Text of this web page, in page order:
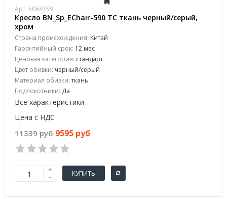
Арт. 5064759
Кресло BN_Sp_EСhair-590 TC ткань черный/серый,
хром
Страна происхождения: Китай
Гарантийный срок: 12 мес
Ценовая категория: стандарт
Цвет обивки: черный/серый
Материал обивки:ткань
Подлокотники: Да
Все характеристики
Цена с НДС
11339 руб 9595 руб
КУПИТЬ